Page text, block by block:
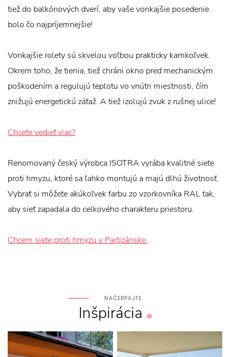
tiež do balkónových dverí, aby vaše vonkajšie posedenie
bolo čo najpríjemnejšie!
Vonkajšie rolety sú skvelou voľbou prakticky kamkoľvek.
Okrem toho, že tienia, tiež chráni okno pred mechanickým
poškodením a regulujú teplotu vo vnútri miestnosti, čím
znižujú energetickú záťaž. A tiež izolujú zvuk z rušnej ulice!
Chcete vedieť viac?
Renomovaný český výrobca ISOTRA vyrába kvalitné siete
proti hmyzu, ktoré sa ľahko montujú a majú dlhú životnosť.
Vybrať si môžete akúkoľvek farbu zo vzorkovníka RAL tak,
aby sieť zapadala do celkového charakteru priestoru.
Chcem siete proti hmyzu v Partizánske.
NAČERPAJTE
Inšpirácia